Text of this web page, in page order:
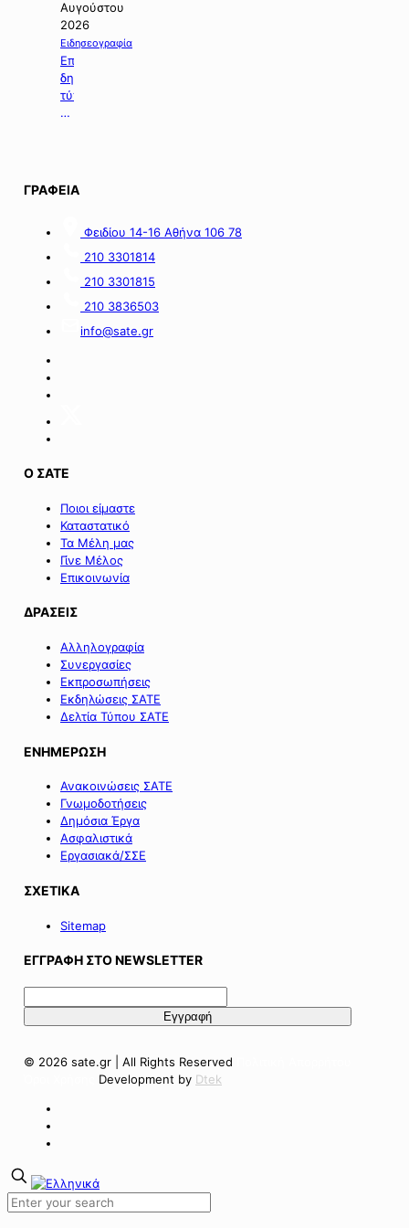
για
τη
χορήγηση
ενίσχυσης
σε
επιχειρήσεις
της
Σαμοθράκης».
Αυγούστου
2026
Ειδησεογραφία
Επιλογή
δημοσιευμάτων
τύπου
της
ΓΡΑΦΕΙΑ
Φειδίου 14-16 Αθήνα 106 78
210 3301814
210 3301815
210 3836503
info@sate.gr
Ο ΣΑΤΕ
Ποιοι είμαστε
Καταστατικό
Τα Μέλη μας
Γίνε Μέλος
Επικοινωνία
ΔΡΑΣΕΙΣ
Αλληλογραφία
Συνεργασίες
Εκπροσωπήσεις
Εκδηλώσεις ΣΑΤΕ
Δελτία Τύπου ΣΑΤΕ
ΕΝΗΜΕΡΩΣΗ
Ανακοινώσεις ΣΑΤΕ
Γνωμοδοτήσεις
Δημόσια Έργα
Ασφαλιστικά
Εργασιακά/ΣΣΕ
ΣΧΕΤΙΚΑ
Sitemap
ΕΓΓΡΑΦΗ ΣΤΟ NEWSLETTER
© 2026 sate.gr | All Rights Reserved
Development by Dtek